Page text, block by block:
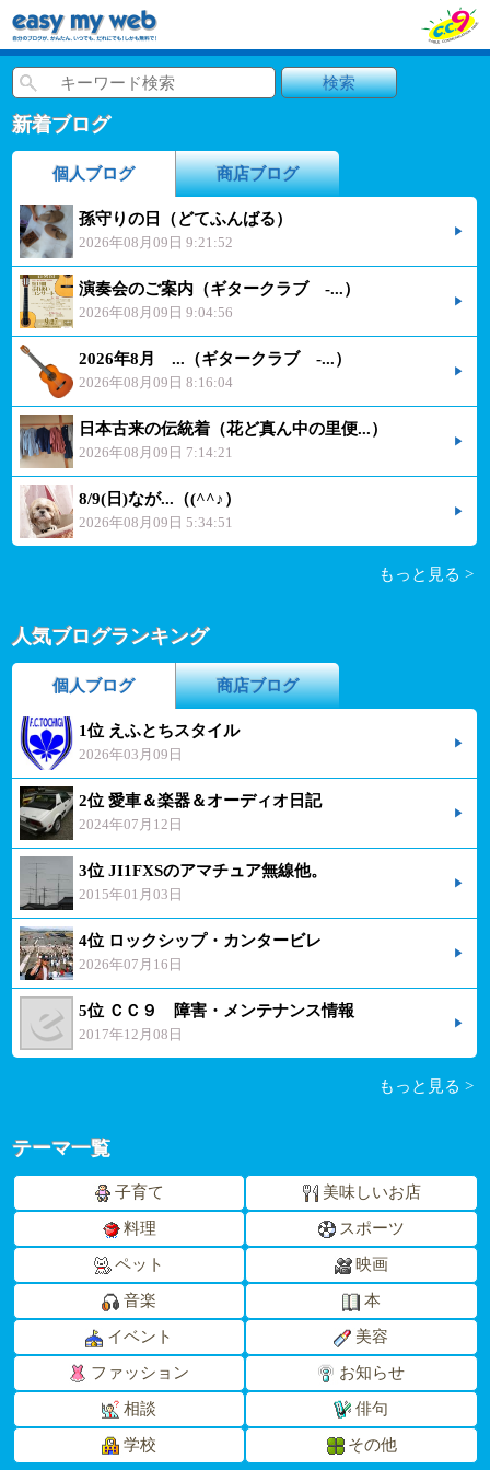
新着ブログ
個人ブログ 商店ブログ
孫守りの日（どてふんばる）
2026年08月09日 9:21:52
演奏会のご案内（ギタークラブ -...）
2026年08月09日 9:04:56
2026年8月 ...（ギタークラブ -...）
2026年08月09日 8:16:04
日本古来の伝統着（花ど真ん中の里便...）
2026年08月09日 7:14:21
8/9(日)なが...（(^^♪）
2026年08月09日 5:34:51
もっと見る >
人気ブログランキング
個人ブログ 商店ブログ
1位 えふとちスタイル
2026年03月09日
2位 愛車＆楽器＆オーディオ日記
2024年07月12日
3位 JI1FXSのアマチュア無線他。
2015年01月03日
4位 ロックシップ・カンタービレ
2026年07月16日
5位 ＣＣ９ 障害・メンテナンス情報
2017年12月08日
もっと見る >
テーマ一覧
子育て 美味しいお店
料理 スポーツ
ペット 映画
音楽 本
イベント 美容
ファッション お知らせ
相談 俳句
学校 その他